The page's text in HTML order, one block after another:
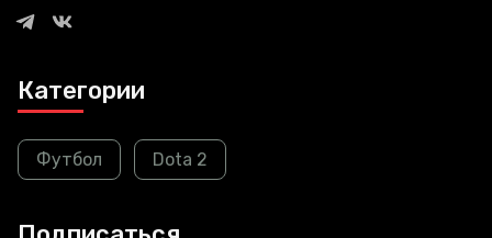
Категории
Футбол Dota 2